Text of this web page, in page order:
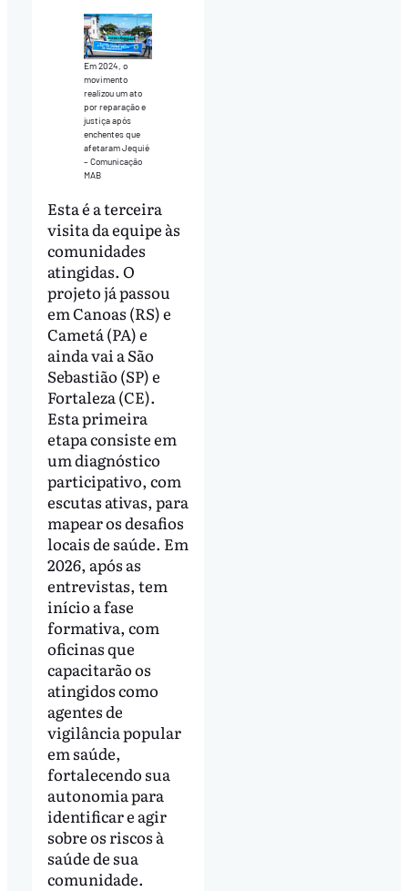
Em 2024, o
movimento
realizou um ato
por reparação e
justiça após
enchentes que
afetaram Jequié
– Comunicação
MAB
Esta é a terceira
visita da equipe às
comunidades
atingidas. O
projeto já passou
em Canoas (RS) e
Cametá (PA) e
ainda vai a São
Sebastião (SP) e
Fortaleza (CE).
Esta primeira
etapa consiste em
um diagnóstico
participativo, com
escutas ativas, para
mapear os desafios
locais de saúde. Em
2026, após as
entrevistas, tem
início a fase
formativa, com
oficinas que
capacitarão os
atingidos como
agentes de
vigilância popular
em saúde,
fortalecendo sua
autonomia para
identificar e agir
sobre os riscos à
saúde de sua
comunidade.